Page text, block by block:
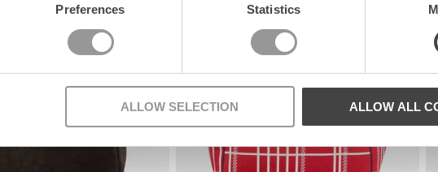
Preferences Statistics
ALLOW SELECTION ALLOW ALL